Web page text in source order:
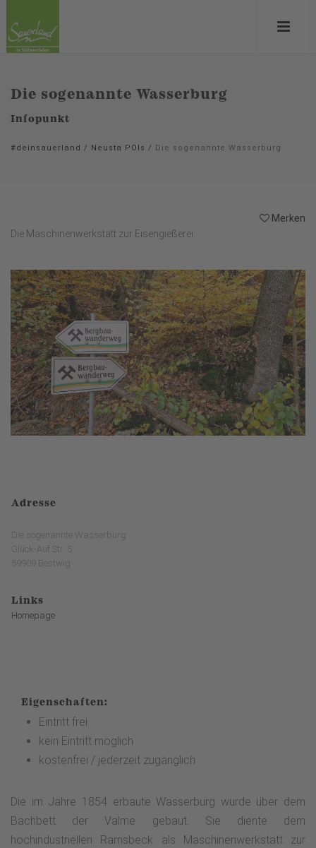
Die sogenannte Wasserburg
Infopunkt
#deinsauerland / Neusta POIs / Die sogenannte Wasserburg
Merken
Die Maschinenwerkstatt zur Eisengießerei.
Adresse
Die sogenannte Wasserburg
Glück-Auf Str. 5
59909 Bestwig
Links
Homepage
Eigenschaften:
Eintritt frei
kein Eintritt möglich
kostenfrei / jederzeit zugänglich
Die im Jahre 1854 erbaute Wasserburg wurde über dem
Bachbett der Valme gebaut. Sie diente dem
hochindustriellen Ramsbeck als Maschinenwerkstatt zur